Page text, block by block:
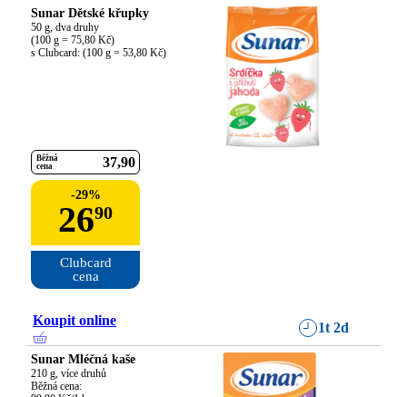
Sunar Dětské křupky
50 g, dva druhy
(100 g = 75,80 Kč)
s Clubcard: (100 g = 53,80 Kč)
Běžná
cena
37 90
-29%
2690
Clubcard
cena
Koupit online 1t 2d
Sunar Mléčná kaše
210 g, více druhů
Běžná cena: